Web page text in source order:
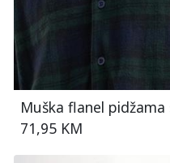
Muška flanel
71,95 KM